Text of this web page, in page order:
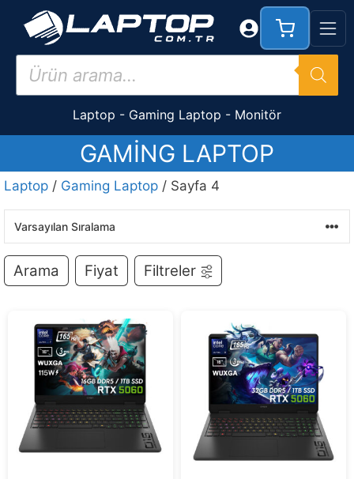
İçeriğe
Products
search
Laptop - Gaming Laptop - Monitör
GAMING LAPTOP
Laptop / Gaming Laptop / Sayfa 4
Arama Fiyat Filtreler